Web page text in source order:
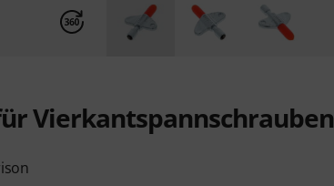
Vierkantspannschrauben